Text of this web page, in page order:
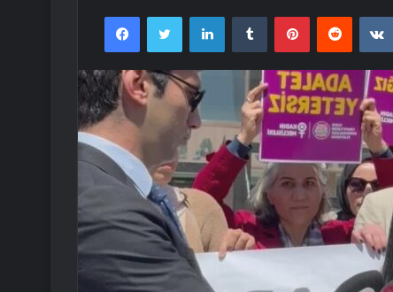
FacebookTwitter LinkedInTumblr PinterestReddit